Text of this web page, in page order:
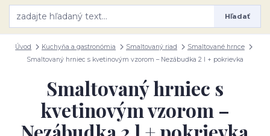
Hľadať
Úvod Kuchyňa a gastronómia Smaltovaný riad
Smaltované hrnce
Smaltovaný hrniec s kvetinovým vzorom – Nezábudka 2 l + pokrievka
Smaltovaný hrniec s
kvetinovým vzorom –